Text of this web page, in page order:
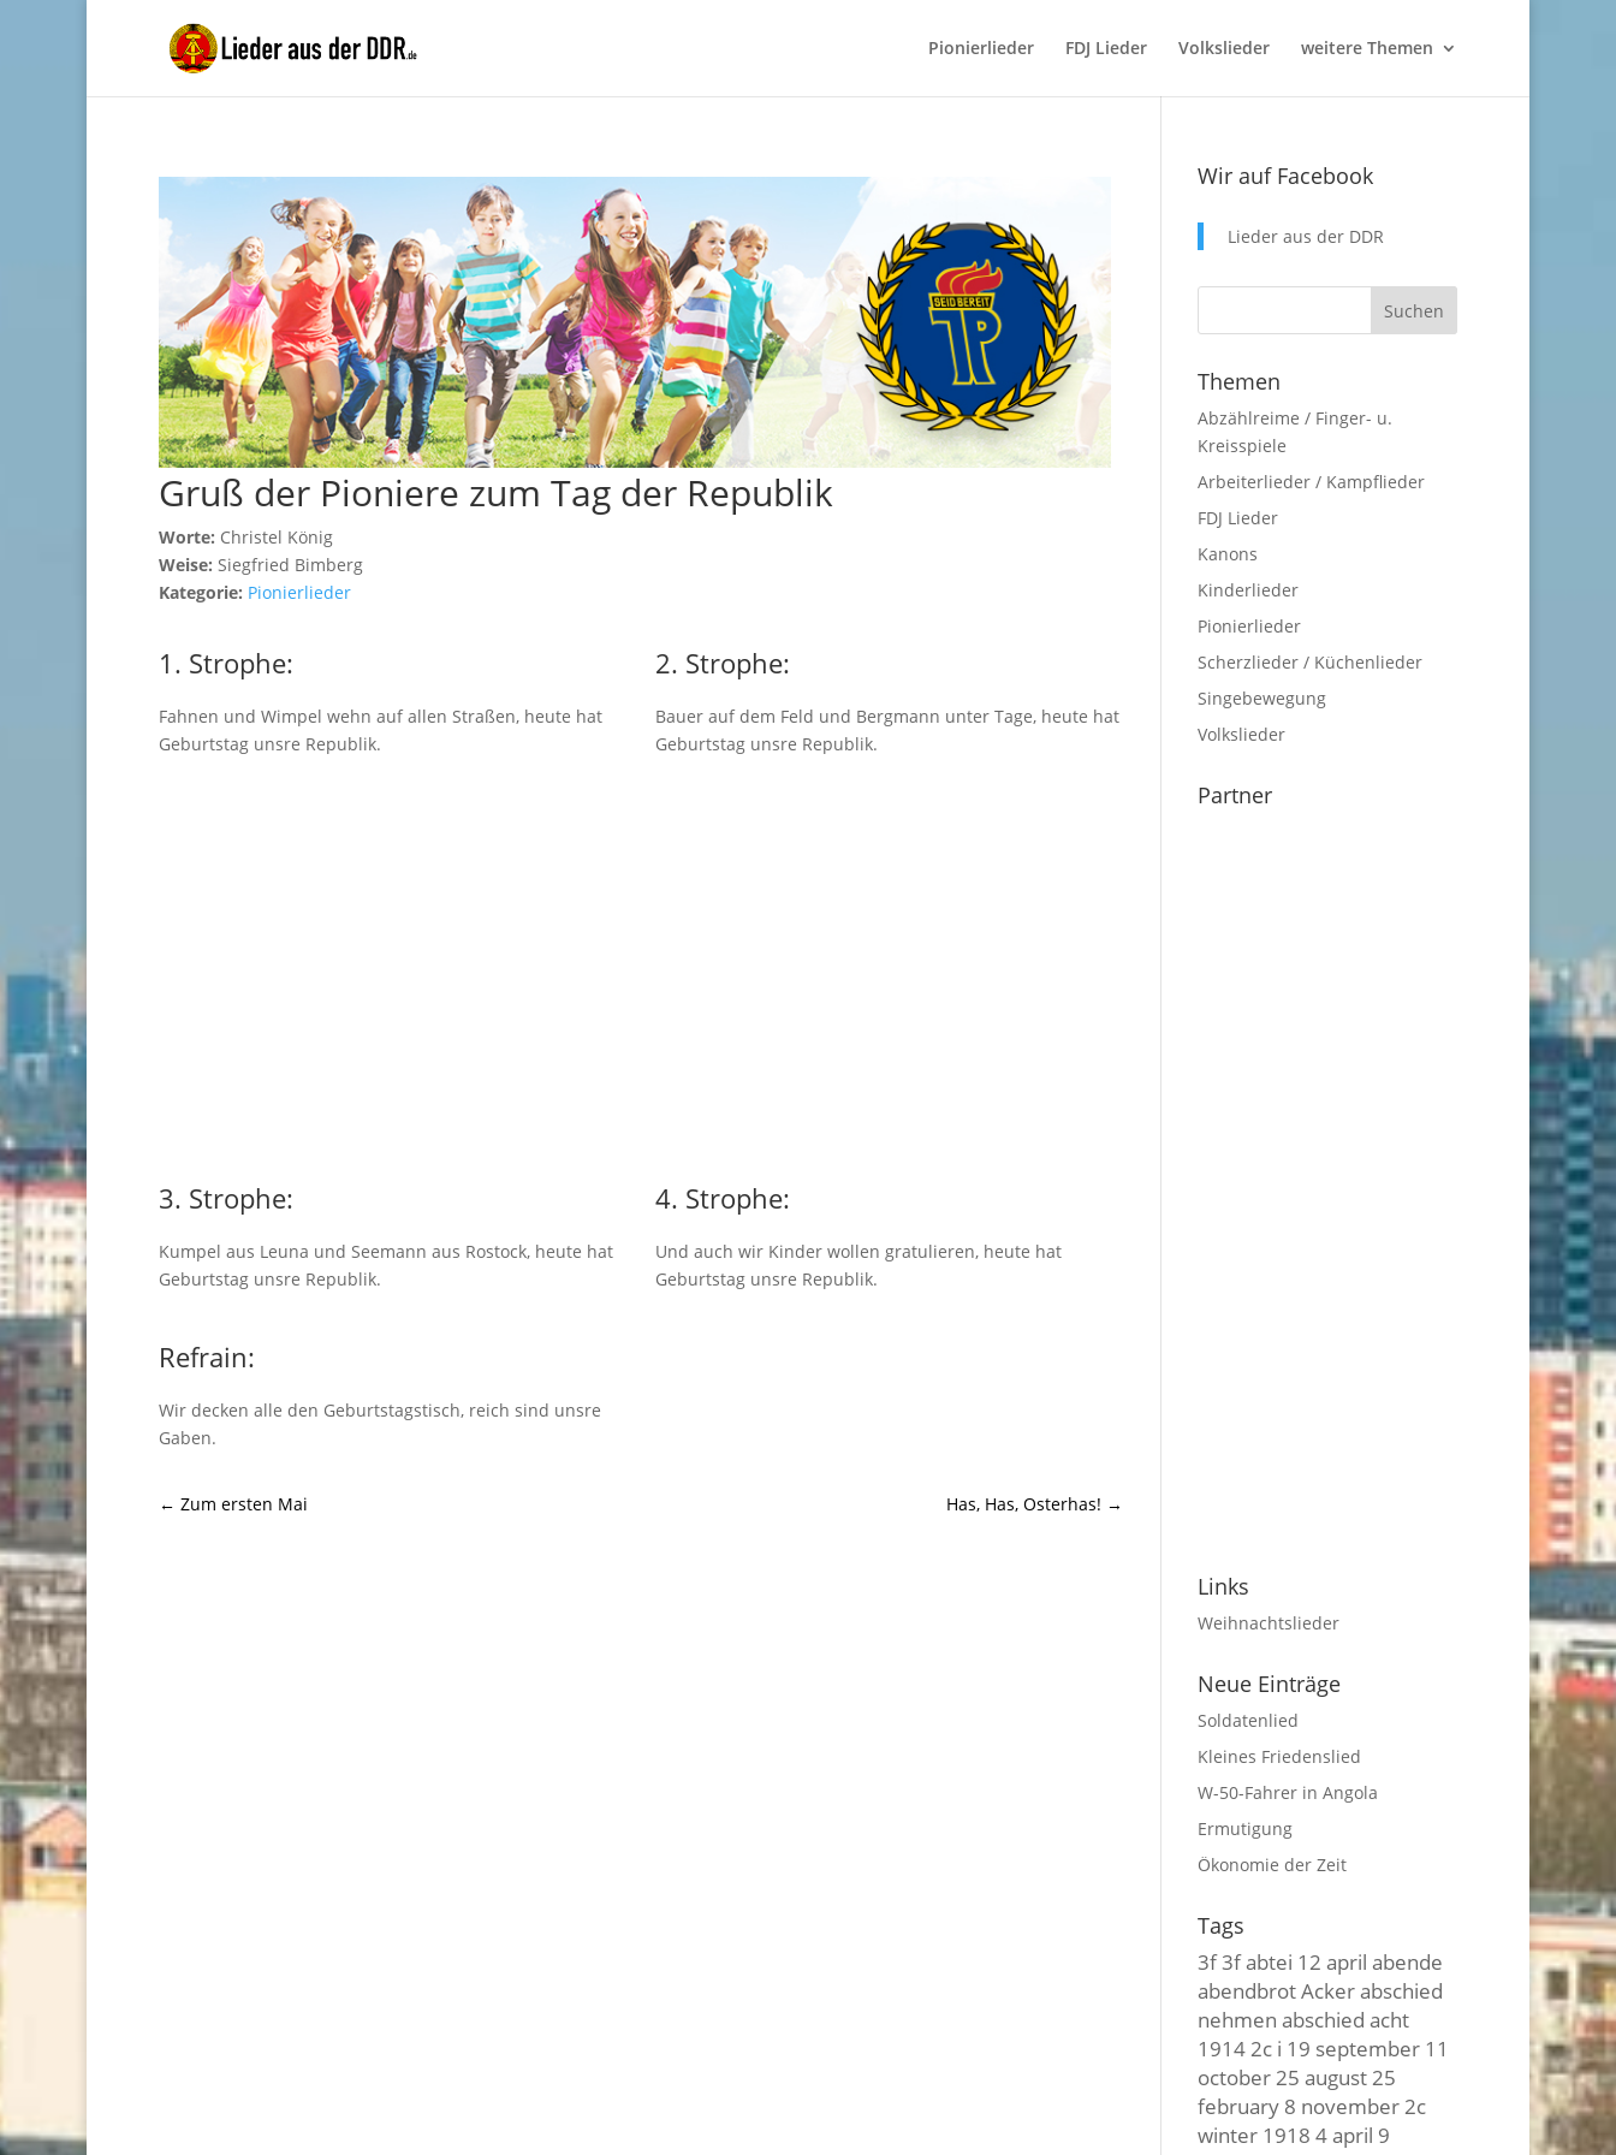
Pionierlieder FDJ Lieder Volkslieder weitere Themen
Gruß der Pioniere zum Tag der Republik
Worte: Christel König
Weise: Siegfried Bimberg
Kategorie: Pionierlieder
1. Strophe:
Fahnen und Wimpel wehn auf allen Straßen, heute hat
Geburtstag unsre Republik.
2. Strophe:
Bauer auf dem Feld und Bergmann unter Tage, heute hat
Geburtstag unsre Republik.
3. Strophe:
Kumpel aus Leuna und Seemann aus Rostock, heute hat
Geburtstag unsre Republik.
4. Strophe:
Und auch wir Kinder wollen gratulieren, heute hat
Geburtstag unsre Republik.
Refrain:
Wir decken alle den Geburtstagstisch, reich sind unsre
Gaben.
← Zum ersten Mai Has, Has, Osterhas! →
Wir auf Facebook
Lieder aus der DDR
Themen
Abzählreime / Finger- u.
Kreisspiele
Arbeiterlieder / Kampflieder
FDJ Lieder
Kanons
Kinderlieder
Pionierlieder
Scherzlieder / Küchenlieder
Singebewegung
Volkslieder
Partner
Links
Weihnachtslieder
Neue Einträge
Soldatenlied
Kleines Friedenslied
W-50-Fahrer in Angola
Ermutigung
Ökonomie der Zeit
Tags
3f 3fabtei 12 april abende
abendbrotAckerabschied
nehmen abschied acht
19142c i 19 september 11
october25 august25
february 8 november2c
winter 1918 4 april 9